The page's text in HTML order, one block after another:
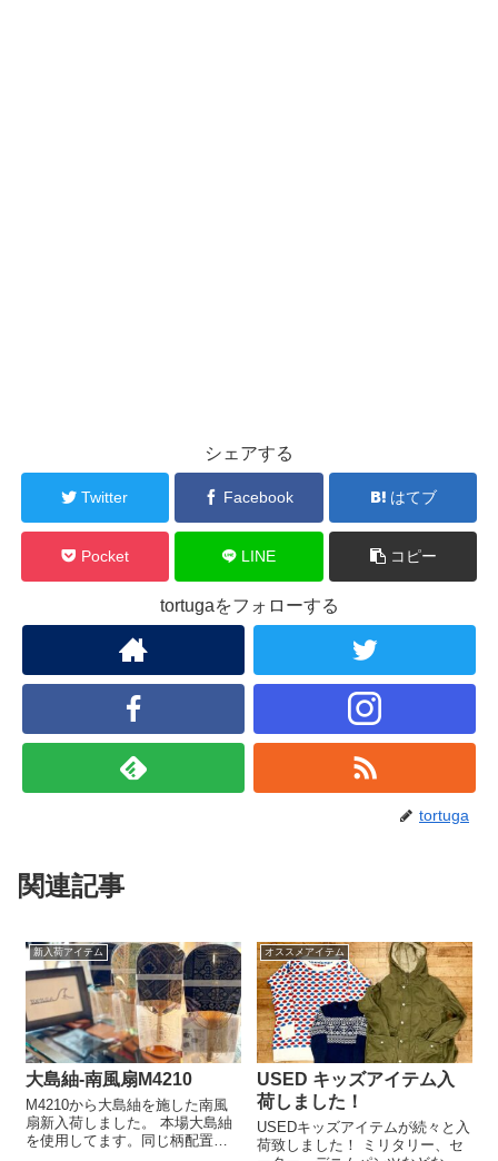
シェアする
Twitter Facebook はてブ
Pocket LINE コピー
tortugaをフォローする
tortuga
関連記事
新入荷アイテム
大島紬-南風扇M4210
M4210から大島紬を施した南風
扇新入荷しました。 本場大島紬
を使用してます。同じ柄配置デ
オススメアイテム
USED キッズアイテム入
荷しました！
USEDキッズアイテムが続々と入
荷致しました！ ミリタリー、セ